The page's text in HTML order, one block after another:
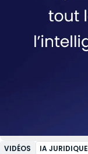
VIDÉOS IA JURIDIQUE